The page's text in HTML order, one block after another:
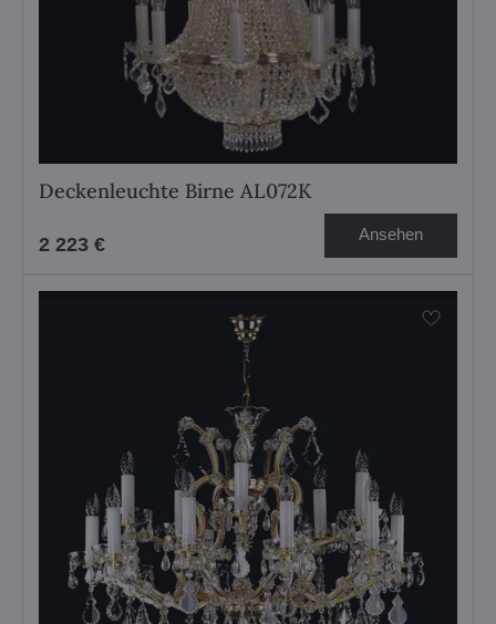
Deckenleuchte Birne AL072K
2 223 € Ansehen